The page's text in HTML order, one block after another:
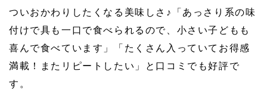
ついおかわりしたくなる美味しさ♪「あっさり系の味
付けで具も一口で食べられるので、小さい子どもも
喜んで食べています」「たくさん入っていてお得感
満載！またリピートしたい」と口コミでも好評で
す。